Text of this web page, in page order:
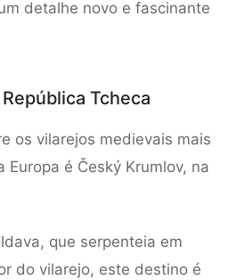
detalhe novo e fascinante
Tcheca
os vilarejos medievais mais
Europa é Český Krumlov, na
que serpenteia em
do vilarejo, este destino é